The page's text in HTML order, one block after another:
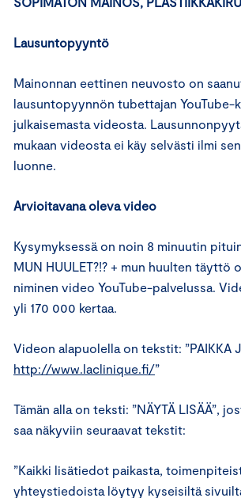
Lausuntopyyntö
Mainonnan eettinen neuvosto on
lausuntopyynnön tubettajan YouTube-
julkaisemasta videosta.
mukaan videosta ei käy selvästi ilmi
luonne.
Arvioitavana oleva video
Kysymyksessä on noin 8 minuutin
MUN HUULET?!? + mun huulten täyttö
niminen video YouTube-palvelussa.
yli 170 000 kertaa.
Videon alapuolella on tekstit: ”PAIKKA
http://www.laclinique.fi/”
Tämän alla on teksti: ”NÄYTÄ LISÄÄ”,
saa näkyviin seuraavat tekstit:
”Kaikki lisätiedot paikasta,
yhteystiedoista löytyy kyseisiltä